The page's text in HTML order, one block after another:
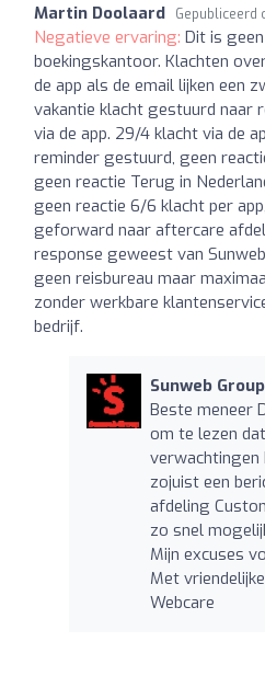
Martin Doolaard Gepubliceerd
Negatieve ervaring: Dit is
boekingskantoor. Klachten
de app als de email lijken een
vakantie klacht gestuurd naar
via de app. 29/4 klacht via de
reminder gestuurd, geen
geen reactie Terug in
geen reactie 6/6 klacht per
geforward naar aftercare
response geweest van
geen reisbureau maar
zonder werkbare
bedrijf.
Sunweb Group
Beste meneer
om te lezen
verwachtingen
zojuist een
afdeling
zo snel
Mijn excuses
Met
Webcare